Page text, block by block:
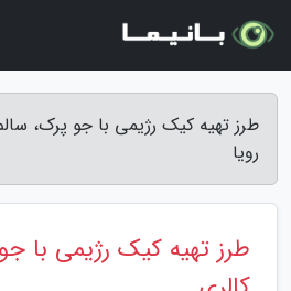
طرز تهیه کیک رژیمی با جو پرک،
رویا
طرز تهیه کیک رژیمی با